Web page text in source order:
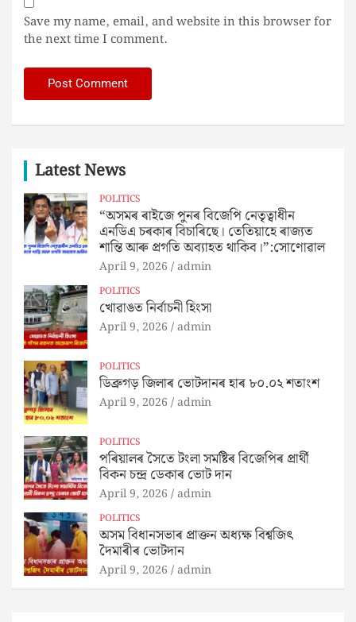
Save my name, email, and website in this browser for
the next time I comment.
Latest News
POLITICS
“অসমৰ ৰাইজে পুনৰ বিজেপি নেতৃত্বাধীন
এনডিএ চৰকাৰ বিচাৰিছে। তেতিয়াহে ৰাজ্যত
শান্তি আৰু প্ৰগতি অব্যাহত থাকিব।”:সোণোৱাল
April 9, 2026 admin
POLITICS
খোৱাঙত নিৰ্বাচনী হিংসা
April 9, 2026 admin
POLITICS
ডিব্ৰুগড় জিলাৰ ভোটদানৰ হাৰ ৮০.০২ শতাংশ
April 9, 2026 admin
POLITICS
পৰিয়ালৰ সৈতে টংলা সমষ্টিৰ বিজেপিৰ প্ৰাৰ্থী
বিকন চন্দ্ৰ ডেকাৰ ভোট দান
April 9, 2026 admin
POLITICS
অসম বিধানসভাৰ প্ৰাক্তন অধ্যক্ষ বিশ্বজিৎ
দৈমাৰীৰ ভোটদান
April 9, 2026 admin